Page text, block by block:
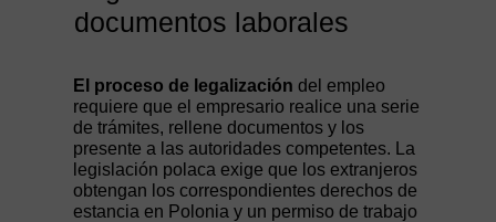
documentos laborales
El proceso de legalización del empleo
requiere que el empresario realice una serie
de trámites, rellene documentos y los
presente a las autoridades competentes. La
legislación polaca exige que los extranjeros
obtengan los correspondientes derechos de
estancia en Polonia y un permiso de trabajo